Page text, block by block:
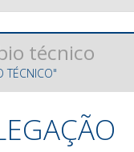
técnico
TÉCNICO"